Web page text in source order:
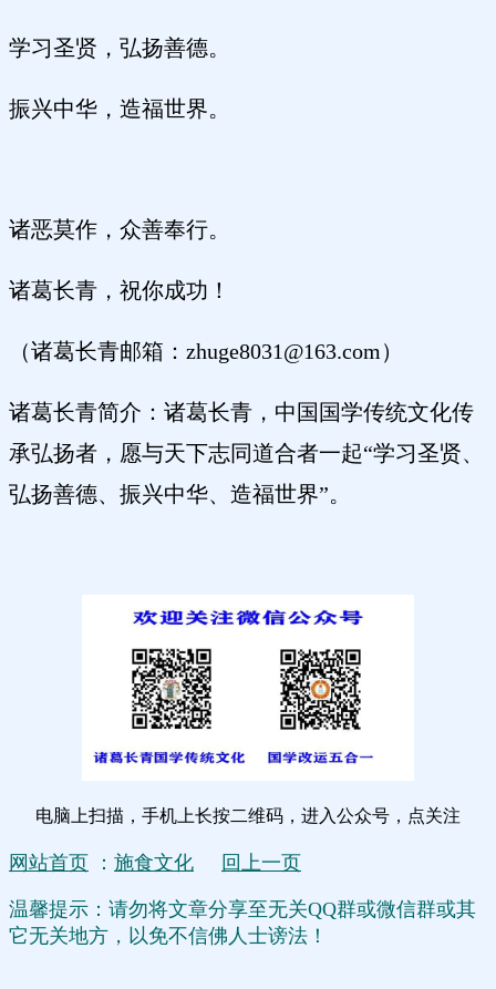
学习圣贤，弘扬善德。
振兴中华，造福世界。
诸恶莫作，众善奉行。
诸葛长青，祝你成功！
（诸葛长青邮箱：zhuge8031@163.com）
诸葛长青简介：诸葛长青，中国国学传统文化传
承弘扬者，愿与天下志同道合者一起“学习圣贤、
弘扬善德、振兴中华、造福世界”。
电脑上扫描，手机上长按二维码，进入公众号，点关注
网站首页 ： 施食文化 回上一页
温馨提示：请勿将文章分享至无关QQ群或微信群或其
它无关地方，以免不信佛人士谤法！